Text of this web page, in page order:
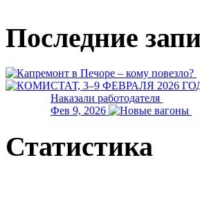
Последние
Наказали работодателя
Фев 9, 2026
Статистика